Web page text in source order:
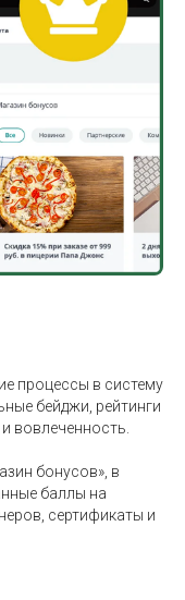
процессы в систему
бейджи, рейтинги
вовлеченность.
бонусов», в
баллы на
сертификаты и